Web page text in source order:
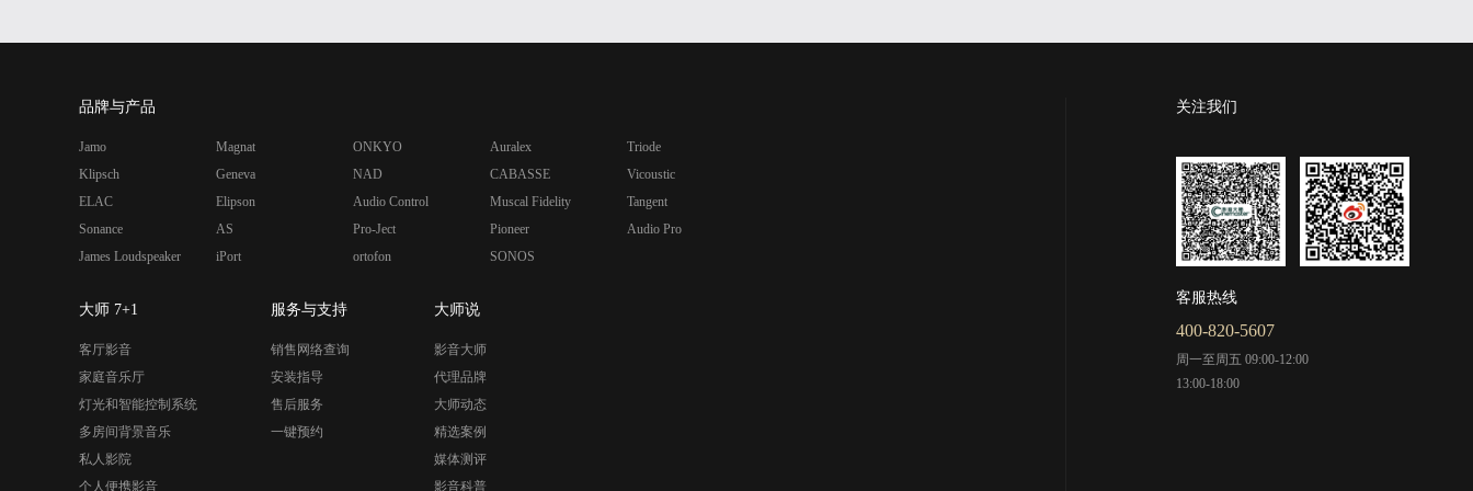
品牌与产品
Jamo
Klipsch
ELAC
Sonance
James Loudspeaker
Magnat
Geneva
Elipson
AS
iPort
ONKYO
NAD
Audio Control
Pro-Ject
ortofon
Auralex
CABASSE
Muscal Fidelity
Pioneer
SONOS
Triode
Vicoustic
Tangent
Audio Pro
大师 7+1
客厅影音
家庭音乐厅
灯光和智能控制系统
多房间背景音乐
私人影院
个人便携影音
服务与支持
销售网络查询
安装指导
售后服务
一键预约
大师说
影音大师
代理品牌
大师动态
精选案例
媒体测评
影音科普
关注我们
客服热线
400-820-5607
周一至周五 09:00-12:00
13:00-18:00